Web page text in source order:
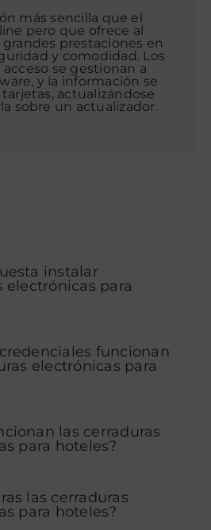
más sencilla que el
pero que ofrece al
prestaciones en
y comodidad. Los
se gestionan a
y la información se
actualizándose
sobre un actualizador.
instalar
electrónicas para
funcionan
electrónicas para
las cerraduras
para hoteles?
las cerraduras
para hoteles?